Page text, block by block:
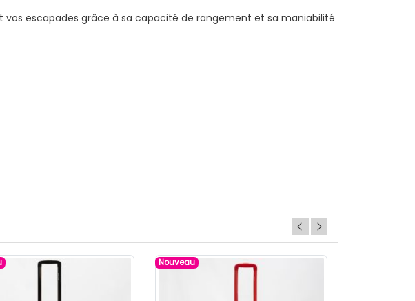
escapades grâce à sa capacité de rangement et sa maniabilité
Nouveau